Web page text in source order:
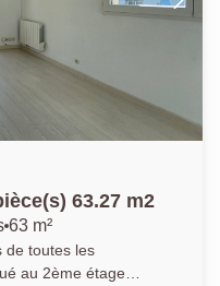
63.27 m2
63 m²
de toutes les
au 2ème étage